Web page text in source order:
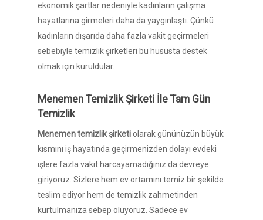
ekonomik şartlar nedeniyle kadınların çalışma
hayatlarına girmeleri daha da yaygınlaştı. Çünkü
kadınların dışarıda daha fazla vakit geçirmeleri
sebebiyle temizlik şirketleri bu hususta destek
olmak için kuruldular.
Menemen Temizlik Şirketi İle Tam Gün
Temizlik
Menemen temizlik şirketiolarak gününüzün büyük
kısmını iş hayatında geçirmenizden dolayı evdeki
işlere fazla vakit harcayamadığınız da devreye
giriyoruz. Sizlere hem ev ortamını temiz bir şekilde
teslim ediyor hem de temizlik zahmetinden
kurtulmanıza sebep oluyoruz. Sadece ev